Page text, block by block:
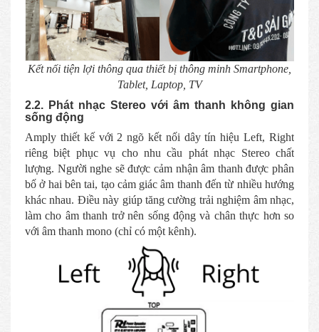
Kết nối tiện lợi thông qua thiết bị thông minh Smartphone,
Tablet, Laptop, TV
2.2. Phát nhạc Stereo với âm thanh không gian
sống động
Amply thiết kế với 2 ngõ kết nối dây tín hiệu Left, Right
riêng biệt phục vụ cho nhu cầu phát nhạc Stereo chất
lượng. Người nghe sẽ được cảm nhận âm thanh được phân
bố ở hai bên tai, tạo cảm giác âm thanh đến từ nhiều hướng
khác nhau. Điều này giúp tăng cường trải nghiệm âm nhạc,
làm cho âm thanh trở nên sống động và chân thực hơn so
với âm thanh mono (chỉ có một kênh).